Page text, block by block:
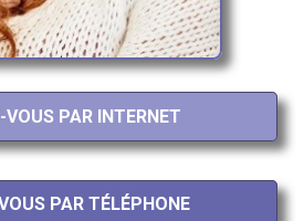
VOUS PAR INTERNET
PAR TÉLÉPHONE